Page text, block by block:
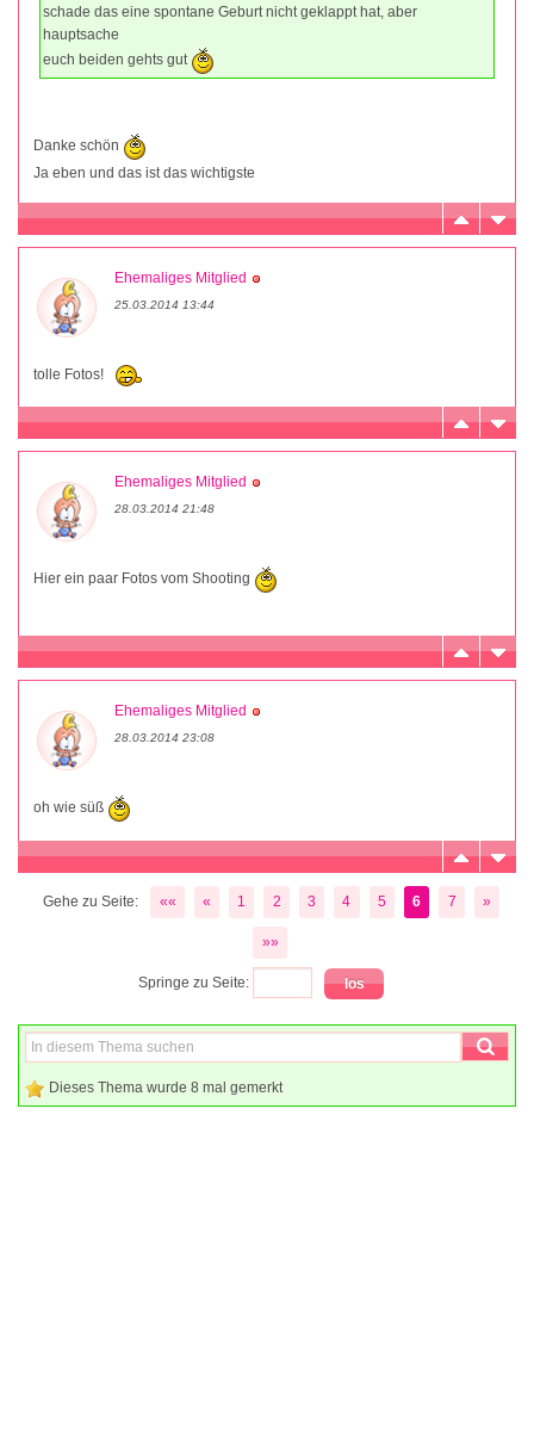
schade das eine spontane Geburt nicht geklappt hat, aber
hauptsache
euch beiden gehts gut
Danke schön
Ja eben und das ist das wichtigste
Ehemaliges Mitglied
25.03.2014 13:44
tolle Fotos!
Ehemaliges Mitglied
28.03.2014 21:48
Hier ein paar Fotos vom Shooting
Ehemaliges Mitglied
28.03.2014 23:08
oh wie süß
Gehe zu Seite: «« « 1 2 3 4 5 6 7 »
»»
Springe zu Seite:
Dieses Thema wurde 8 mal gemerkt